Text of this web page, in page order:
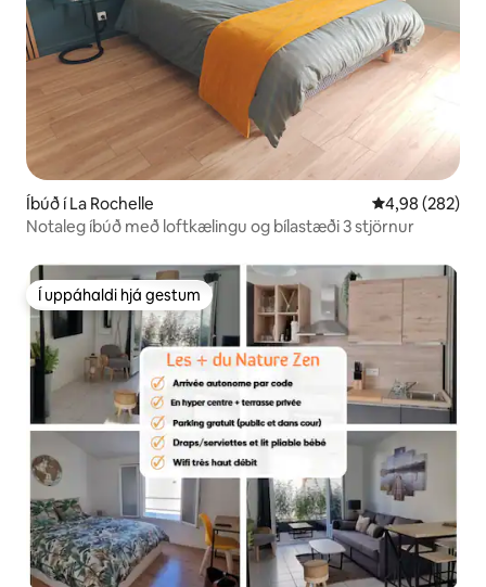
Íbúð í La Rochelle 4,98 af 5 í
4,98 (282)
Notaleg íbúð með loftkælingu og bílastæði 3 stjörnur
Í uppáhaldi hjá gestum
Í uppáhaldi hjá gestum